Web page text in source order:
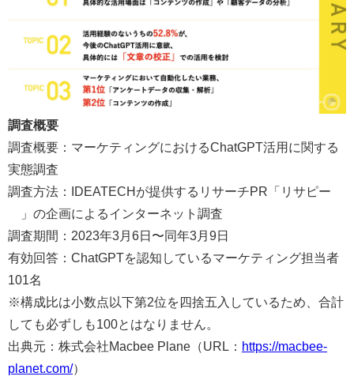
調査概要
調査概要：マーケティングにおけるChatGPT活用に関する
実態調査
調査方法：IDEATECHが提供するリサーチPR「リサピー
®︎」の企画によるインターネット調査
調査期間：2023年3月6日〜同年3月9日
有効回答：ChatGPTを認知しているマーケティング担当者
101名
※構成比は小数点以下第2位を四捨五入しているため、合計
しても必ずしも100とはなりません。
出典元：株式会社Macbee Plane（URL： https://macbee-
planet.com/）